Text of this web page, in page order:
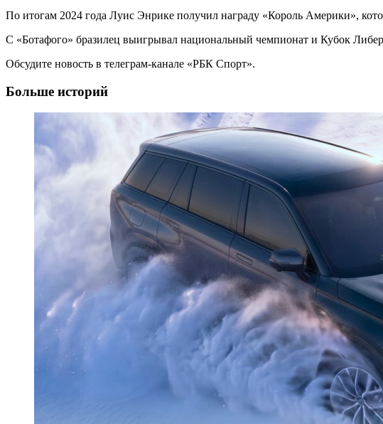
По итогам 2024 года Луис Энрике получил награду «Король Америки»,
С «Ботафого» бразилец выигрывал национальный чемпионат и Кубок
Обсудите новость в телеграм-канале «РБК Спорт».
Больше историй